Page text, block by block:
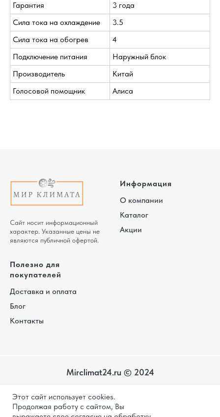
Этот сайт использует cookies.
Продолжая работу с сайтом, Вы
Гарантия
3 года
Сила тока на охлаждение
3.5
Сила тока на обогрев
4
Подключение питания
Наружный блок
Производитель
Китай
Голосовой помощник
Алиса
Сайт носит информационный
характер. Указанные цены не
являются публичной офертой.
Информация
О компании
Каталог
Акции
Полезно для
покупателей
Доставка и оплата
Блог
Контакты
Mirclimat24.ru © 2024
сайта
Политика конфиденциальности